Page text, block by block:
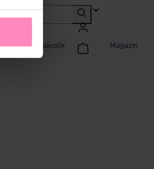
és akciók Magazin